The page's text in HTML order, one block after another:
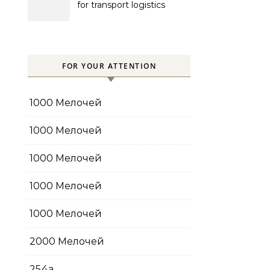
for transport logistics
FOR YOUR ATTENTION
1000 Мелочей
1000 Мелочей
1000 Мелочей
1000 Мелочей
1000 Мелочей
2000 Мелочей